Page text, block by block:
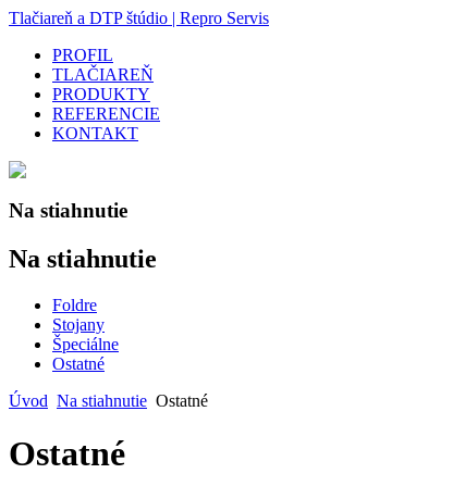
Tlačiareň a DTP štúdio | Repro Servis
PROFIL
TLAČIAREŇ
PRODUKTY
REFERENCIE
KONTAKT
Na stiahnutie
Na stiahnutie
Foldre
Stojany
Špeciálne
Ostatné
Úvod Na stiahnutie Ostatné
Ostatné